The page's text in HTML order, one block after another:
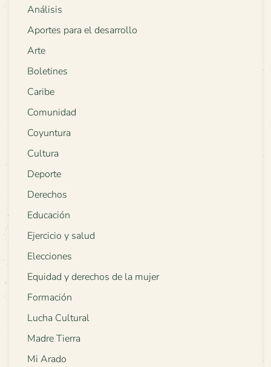
Análisis
Aportes para el desarrollo
Arte
Boletines
Caribe
Comunidad
Coyuntura
Cultura
Deporte
Derechos
Educación
Ejercicio y salud
Elecciones
Equidad y derechos de la mujer
Formación
Lucha Cultural
Madre Tierra
Mi Arado